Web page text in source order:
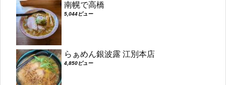
南幌で高橋
5,044ビュー
らぁめん銀波露 江別本店
4,850ビュー